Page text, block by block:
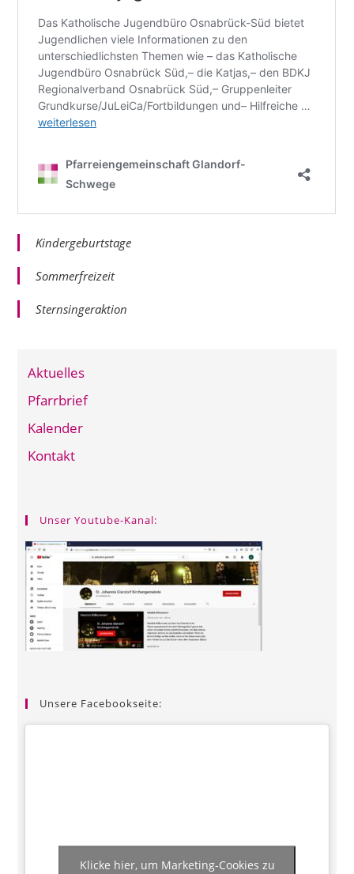
Kindergeburtstage
Sommerfreizeit
Sternsingeraktion
Aktuelles
Pfarrbrief
Kalender
Kontakt
Unser Youtube-Kanal:
Unsere Facebookseite:
Klicke hier, um Marketing-Cookies zu